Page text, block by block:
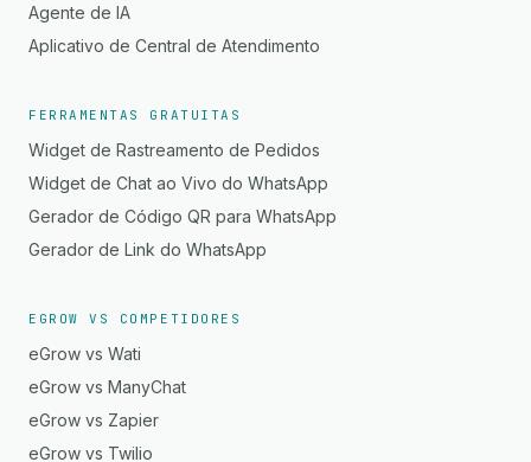
Agente de IA
Aplicativo de Central de Atendimento
FERRAMENTAS GRATUITAS
Widget de Rastreamento de Pedidos
Widget de Chat ao Vivo do WhatsApp
Gerador de Código QR para WhatsApp
Gerador de Link do WhatsApp
EGROW VS COMPETIDORES
eGrow vs Wati
eGrow vs ManyChat
eGrow vs Zapier
eGrow vs Twilio